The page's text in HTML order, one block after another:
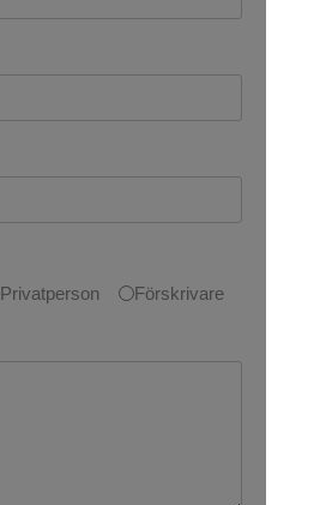
Privatperson Förskrivare